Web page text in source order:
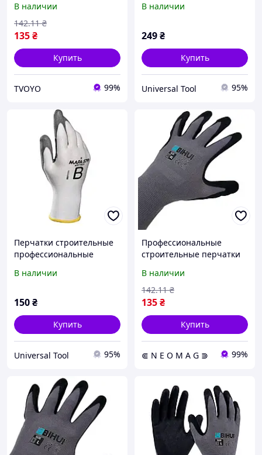
В наличии
135₴
142.11 ₴
Купить
TVOYO 99%
5 уровня 11/XXL
В наличии
249₴
Купить
Universal Tool 95%
Перчатки строительные
профессиональные
9)
В наличии
150₴
Купить
Universal Tool 95%
Профессиональные
строительные перчатки
В наличии
135₴
142.11 ₴
Купить
⋐ N E O M A G ⋑ 99%